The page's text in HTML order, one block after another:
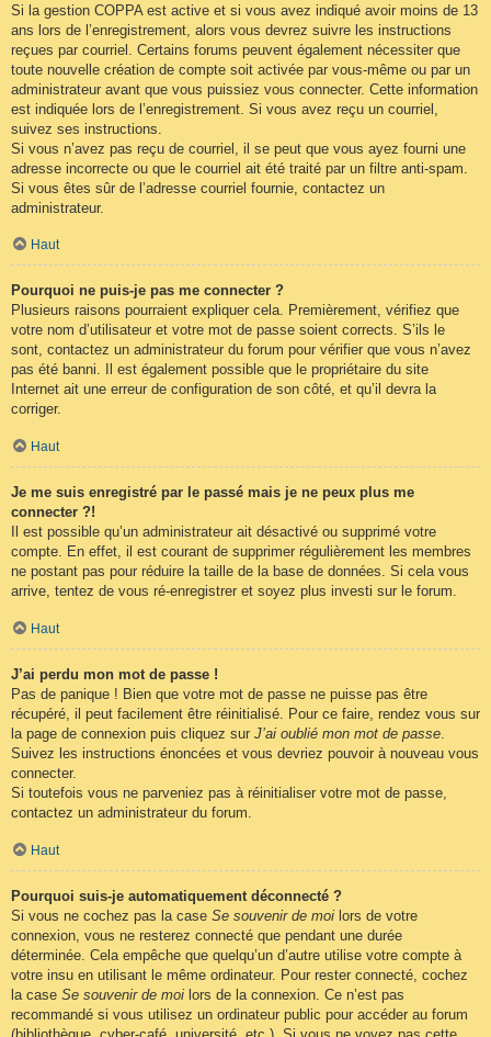
Si la gestion COPPA est active et si vous avez indiqué avoir moins de 13
ans lors de l’enregistrement, alors vous devrez suivre les instructions
reçues par courriel. Certains forums peuvent également nécessiter que
toute nouvelle création de compte soit activée par vous-même ou par un
administrateur avant que vous puissiez vous connecter. Cette information
est indiquée lors de l’enregistrement. Si vous avez reçu un courriel,
suivez ses instructions.
Si vous n’avez pas reçu de courriel, il se peut que vous ayez fourni une
adresse incorrecte ou que le courriel ait été traité par un filtre anti-spam.
Si vous êtes sûr de l’adresse courriel fournie, contactez un
administrateur.
Haut
Pourquoi ne puis-je pas me connecter ?
Plusieurs raisons pourraient expliquer cela. Premièrement, vérifiez que
votre nom d’utilisateur et votre mot de passe soient corrects. S’ils le
sont, contactez un administrateur du forum pour vérifier que vous n’avez
pas été banni. Il est également possible que le propriétaire du site
Internet ait une erreur de configuration de son côté, et qu’il devra la
corriger.
Haut
Je me suis enregistré par le passé mais je ne peux plus me
connecter ?!
Il est possible qu’un administrateur ait désactivé ou supprimé votre
compte. En effet, il est courant de supprimer régulièrement les membres
ne postant pas pour réduire la taille de la base de données. Si cela vous
arrive, tentez de vous ré-enregistrer et soyez plus investi sur le forum.
Haut
J’ai perdu mon mot de passe !
Pas de panique ! Bien que votre mot de passe ne puisse pas être
récupéré, il peut facilement être réinitialisé. Pour ce faire, rendez vous sur
la page de connexion puis cliquez sur J’ai oublié mon mot de passe.
Suivez les instructions énoncées et vous devriez pouvoir à nouveau vous
connecter.
Si toutefois vous ne parveniez pas à réinitialiser votre mot de passe,
contactez un administrateur du forum.
Haut
Pourquoi suis-je automatiquement déconnecté ?
Si vous ne cochez pas la case Se souvenir de moi lors de votre
connexion, vous ne resterez connecté que pendant une durée
déterminée. Cela empêche que quelqu’un d’autre utilise votre compte à
votre insu en utilisant le même ordinateur. Pour rester connecté, cochez
la case Se souvenir de moi lors de la connexion. Ce n’est pas
recommandé si vous utilisez un ordinateur public pour accéder au forum